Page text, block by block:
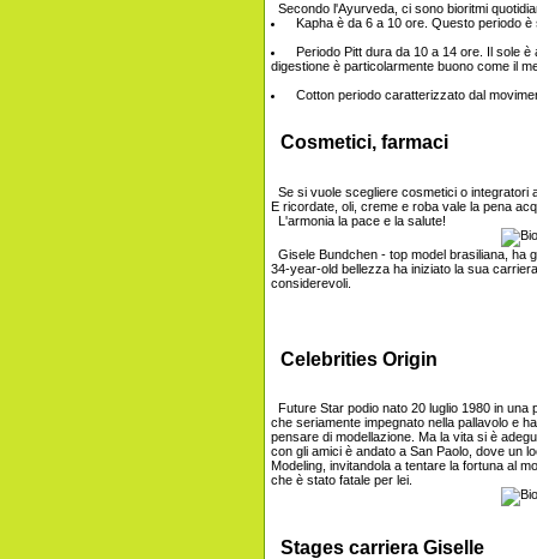
Secondo l'Ayurveda, ci sono bioritmi
Kapha è da 6 a 10 ore. Questo periodo
Periodo Pitt dura da 10 a 14 ore. Il sole
digestione è particolarmente buono come il
Cotton periodo caratterizzato dal
Cosmetici, farmaci
Se si vuole scegliere cosmetici o integratori
E ricordate, oli, creme e roba vale la pena
L'armonia la pace e la salute!
Gisele Bundchen - top model brasiliana, ha
34-year-old bellezza ha iniziato la sua
considerevoli.
Celebrities Origin
Future Star podio nato 20 luglio 1980 in
che seriamente impegnato nella pallavolo e
pensare di modellazione. Ma la vita si è
con gli amici è andato a San Paolo, dove un
Modeling, invitandola a tentare la fortuna al
che è stato fatale per lei.
Stages carriera Giselle